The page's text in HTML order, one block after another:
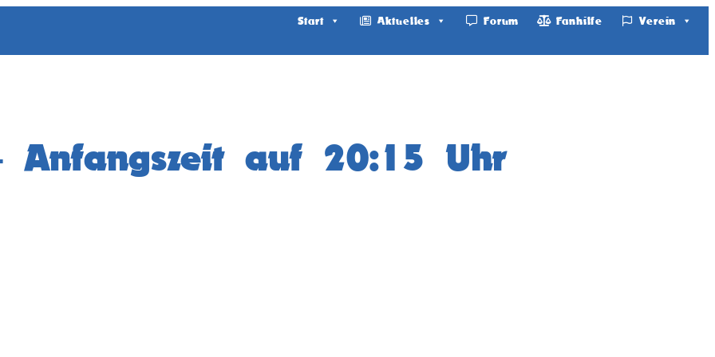
Start Aktuelles Forum Fanhilfe Verein
Anfangszeit auf 20:15 Uhr